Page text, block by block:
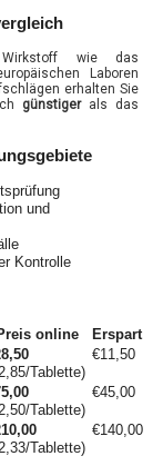
Wirkstoff wie das
Laboren
erhalten Sie
günstigerals das
und
Kontrolle
online
Erspart
Tablette)
€11,50
Tablette)
€45,00
Tablette)
€140,00